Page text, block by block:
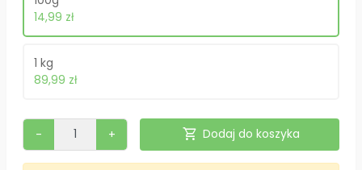
14,99 zł
1 kg
89,99 zł
- + shopping_cart Dodaj do koszyka